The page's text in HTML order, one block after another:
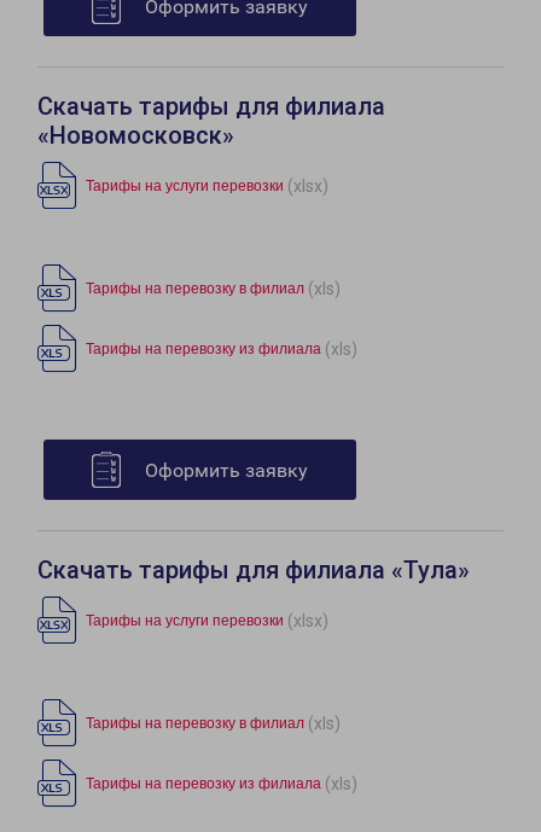
Оформить заявку
Скачать тарифы для филиала
«Новомосковск»
Тарифы на услуги перевозки (xlsx)
Тарифы на перевозку в филиал (xls)
Тарифы на перевозку из филиала (xls)
Оформить заявку
Скачать тарифы для филиала «Тула»
Тарифы на услуги перевозки (xlsx)
Тарифы на перевозку в филиал (xls)
Тарифы на перевозку из филиала (xls)